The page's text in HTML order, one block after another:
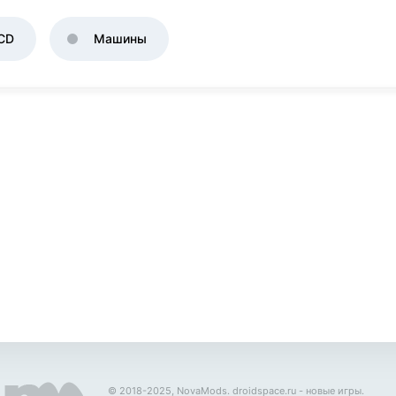
Машины
© 2018-2025, NovaMods. droidspace.ru - новые игры.